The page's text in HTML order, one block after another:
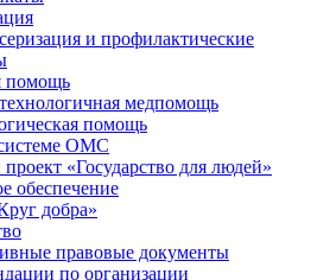
и профилактические
помощь
медпомощь
помощь
ОМС
«Государство для людей»
обеспечение
добра»
правовые документы
по организации